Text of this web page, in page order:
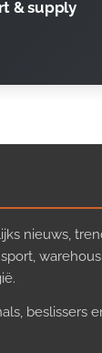
& supply
nieuws,
beslissers